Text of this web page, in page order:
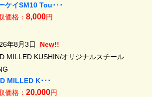
ケイSM10 Tou･･･
価格： 8,000円
年8月3日
New!!
MILLED KUSHIN/オリジナルスチール
MILLED K･･･
価格： 20,000円